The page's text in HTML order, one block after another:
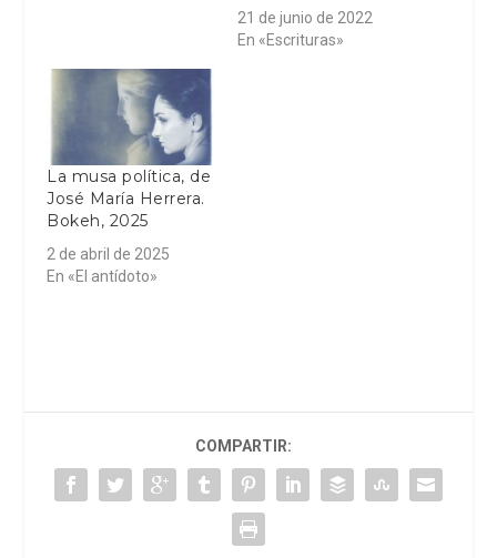
21 de junio de 2022
En «Escrituras»
La musa política, de
José María Herrera.
Bokeh, 2025
2 de abril de 2025
En «El antídoto»
COMPARTIR: